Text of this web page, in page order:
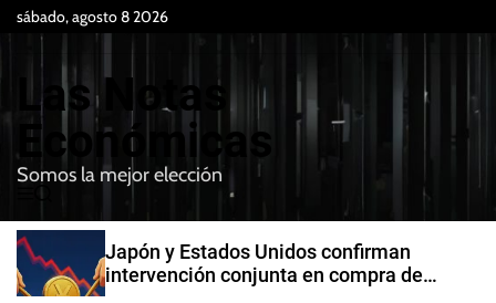
sábado, agosto 8 2026
Las Notas
Económicas
Somos la mejor elección
e
n
u
B
u
c
a
Japón y Estados Unidos confirman
intervención conjunta en compra de